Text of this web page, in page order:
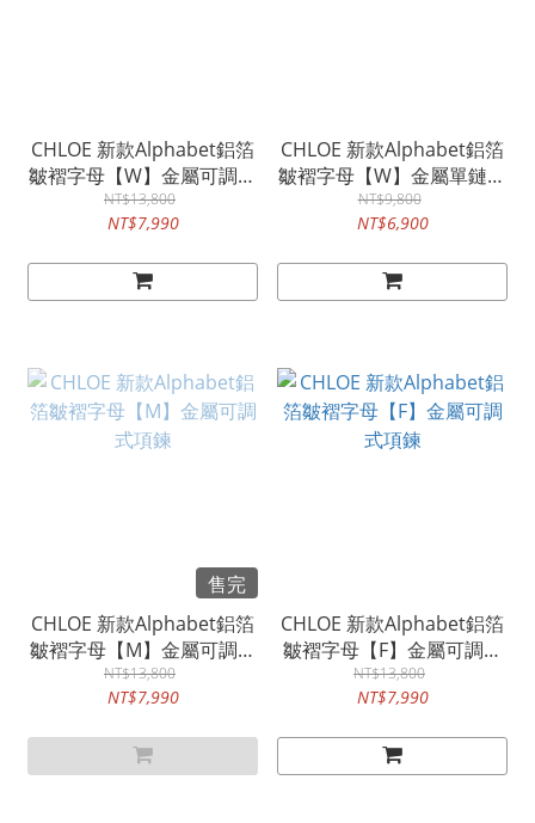
CHLOE 新款Alphabet鋁箔
皺褶字母【W】金屬可調式
項鍊
NT$13,800
NT$7,990
CHLOE 新款Alphabet鋁箔
皺褶字母【W】金屬單鏈戒
(#50)
NT$9,800
NT$6,900
售完
CHLOE 新款Alphabet鋁箔
皺褶字母【M】金屬可調式
項鍊
NT$13,800
NT$7,990
CHLOE 新款Alphabet鋁箔
皺褶字母【F】金屬可調式
項鍊
NT$13,800
NT$7,990